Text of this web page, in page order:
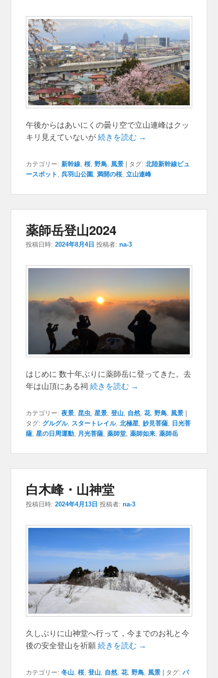
午後からはあいにくの曇り空で立山連峰はクッ
キリ見えていないが続きを読む →
カテゴリー: 新幹線 ,桜, 野鳥 風景 | タグ: 北陸新幹線ビュ
ースポット
,呉羽山公園 ,満開の桜,立山連峰
薬師岳登山2024
投稿日時:2024年8月4日 投稿者:na-3
はじめに 数十年ぶりに薬師岳に登ってきた。去
年は山頂にある祠続きを読む →
カテゴリー: 夜景 昆虫 ,星景 ,登山 自然 ,花, 野鳥 風景
タグ: グルグル, スタートレイル,北極星 ,妙見菩薩
日光菩
薩 ,星の日周運動 月光菩薩 ,薬師堂 ,薬師如来 ,薬師岳
白木峰・山神堂
投稿日時:2024年4月13日 投稿者:na-3
久しぶりに山神堂へ行って，今までのお礼と今
後の安全登山を祈願続きを読む →
カテゴリー: 冬山 ,桜,登山 自然 ,花, 野鳥 風景 タグ: パ